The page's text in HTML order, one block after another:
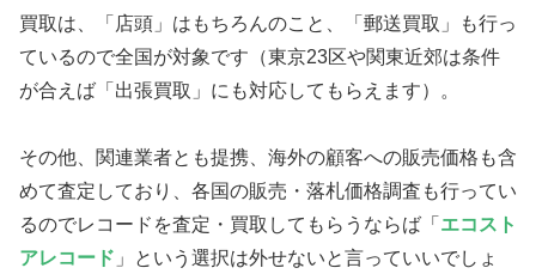
買取は、「店頭」はもちろんのこと、「郵送買取」も行っ
ているので全国が対象です（東京23区や関東近郊は条件
が合えば「出張買取」にも対応してもらえます）。
その他、関連業者とも提携、海外の顧客への販売価格も含
めて査定しており、各国の販売・落札価格調査も行ってい
るのでレコードを査定・買取してもらうならば「 エコスト
アレコード 」という選択は外せないと言っていいでしょ